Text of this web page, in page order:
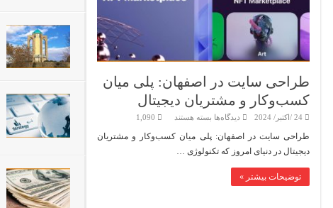
طراحی سایت در اصفهان: پلی میان
کسب‌وکار و مشتریان دیجیتال
24 /اکتبر/ 2024 دیدگاه‌ها برای
سایت
در
اصفهان:
بسته هستند 1,090
طراحی سایت در اصفهان: پلی میان کسب‌وکار و مشتریان
دیجیتال در دنیای امروز که تکنولوژی …
توضیحات بیشتر »